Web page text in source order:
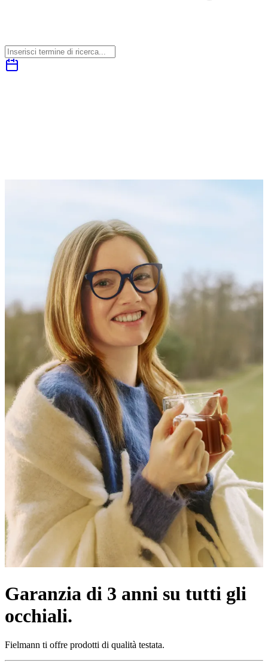
Garanzia di 3 anni su tutti gli
occhiali.
Fielmann ti offre prodotti di qualità testata.